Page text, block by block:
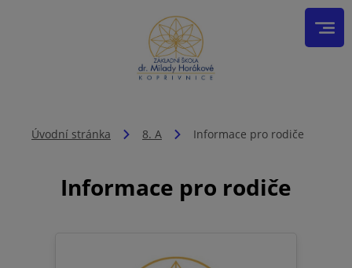
Úvodní stránka 8. A Informace pro rodiče
Informace pro rodiče